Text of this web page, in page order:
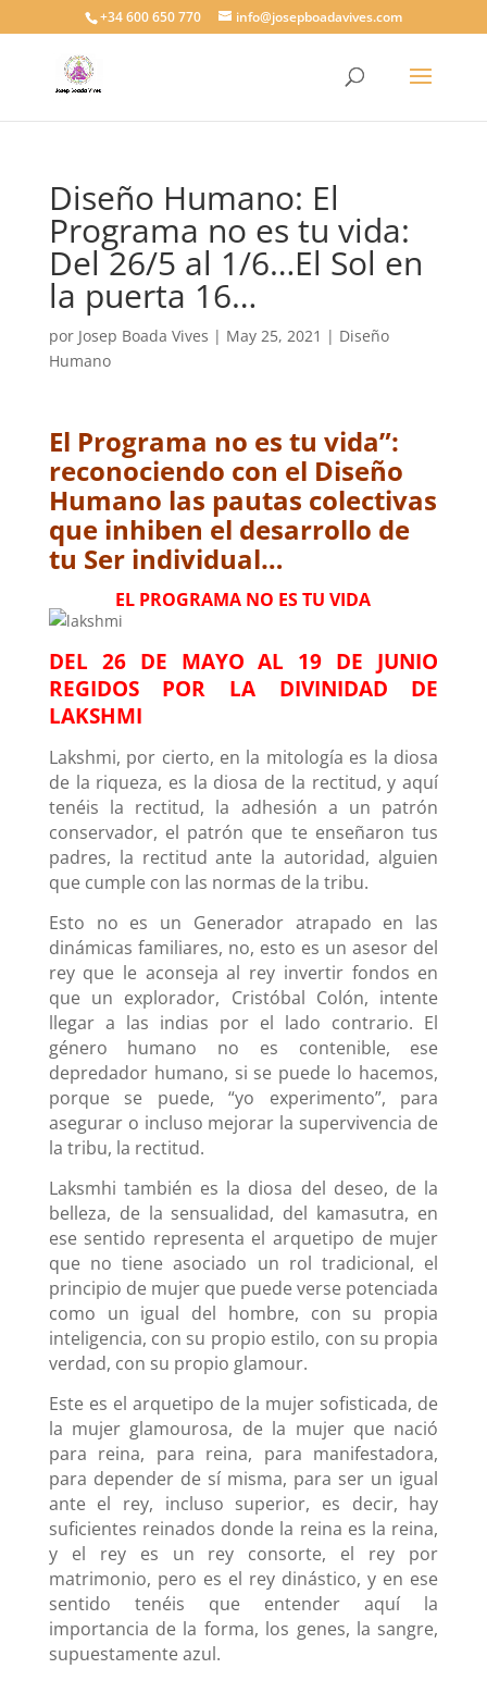
+34 600 650 770 info@josepboadavives.com
Diseño Humano: El
Programa no es tu vida:
Del 26/5 al 1/6…El Sol en
la puerta 16…
por Josep Boada Vives | May 25, 2021 | Diseño
Humano
El Programa no es tu vida”:
reconociendo con el Diseño
Humano las pautas colectivas
que inhiben el desarrollo de
tu Ser individual…
EL PROGRAMA NO ES TU VIDA
DEL 26 DE MAYO AL 19 DE JUNIO
REGIDOS POR LA DIVINIDAD DE
LAKSHMI
Lakshmi, por cierto, en la mitología es la diosa
de la riqueza, es la diosa de la rectitud, y aquí
tenéis la rectitud, la adhesión a un patrón
conservador, el patrón que te enseñaron tus
padres, la rectitud ante la autoridad, alguien
que cumple con las normas de la tribu.
Esto no es un Generador atrapado en las
dinámicas familiares, no, esto es un asesor del
rey que le aconseja al rey invertir fondos en
que un explorador, Cristóbal Colón, intente
llegar a las indias por el lado contrario. El
género humano no es contenible, ese
depredador humano, si se puede lo hacemos,
porque se puede, “yo experimento”, para
asegurar o incluso mejorar la supervivencia de
la tribu, la rectitud.
Laksmhi también es la diosa del deseo, de la
belleza, de la sensualidad, del kamasutra, en
ese sentido representa el arquetipo de mujer
que no tiene asociado un rol tradicional, el
principio de mujer que puede verse potenciada
como un igual del hombre, con su propia
inteligencia, con su propio estilo, con su propia
verdad, con su propio glamour.
Este es el arquetipo de la mujer sofisticada, de
la mujer glamourosa, de la mujer que nació
para reina, para reina, para manifestadora,
para depender de sí misma, para ser un igual
ante el rey, incluso superior, es decir, hay
suficientes reinados donde la reina es la reina,
y el rey es un rey consorte, el rey por
matrimonio, pero es el rey dinástico, y en ese
sentido tenéis que entender aquí la
importancia de la forma, los genes, la sangre,
supuestamente azul.